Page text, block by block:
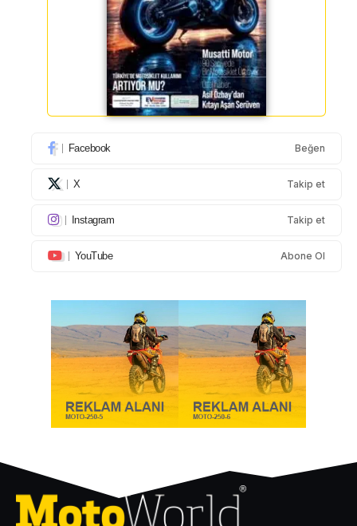
Facebook Beğen
X Takip et
Instagram Takip et
YouTube Abone Ol